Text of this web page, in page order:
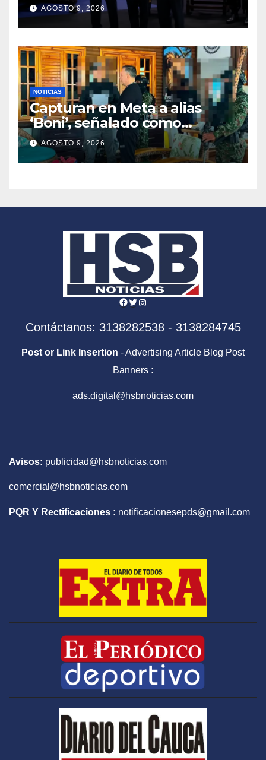
AGOSTO 9, 2026
NOTICIAS
Capturan en Meta a alias
‘Boni’, señalado como
segundo cabecilla de los
Comandos de Frontera
AGOSTO 9, 2026
Facebook
Twitter
Instagram
Contáctanos: 3138282538 - 3138284745
Post or Link Insertion - Advertising Article Blog Post
Banners :
ads.digital@hsbnoticias.com
Avisos: publicidad@hsbnoticias.com
comercial@hsbnoticias.com
PQR Y Rectificaciones : notificacionesepds@gmail.com